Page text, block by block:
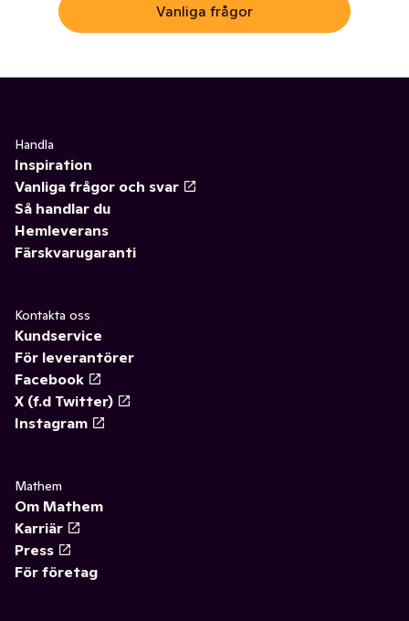
Vanliga frågor
Handla
Inspiration
Vanliga frågor och svar
Så handlar du
Hemleverans
Färskvarugaranti
Kontakta oss
Kundservice
För leverantörer
Facebook
X (f.d Twitter)
Instagram
Mathem
Om Mathem
Karriär
Press
För företag